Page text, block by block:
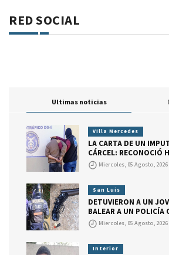
RED SOCIAL
Ultimas noticias
Villa Mercedes
LA CARTA DE UN IMPUTADO
CÁRCEL: RECONOCIÓ
CONSEGUIDO DROGA
PERO DIJO QUE
Miercoles, 05 Agosto, 2026
San Luis
DETUVIERON A UN
BALEAR A UN POLICÍA
ESCOPETA
UN CARTUCHO CON
Miercoles, 05 Agosto, 2026
Interior